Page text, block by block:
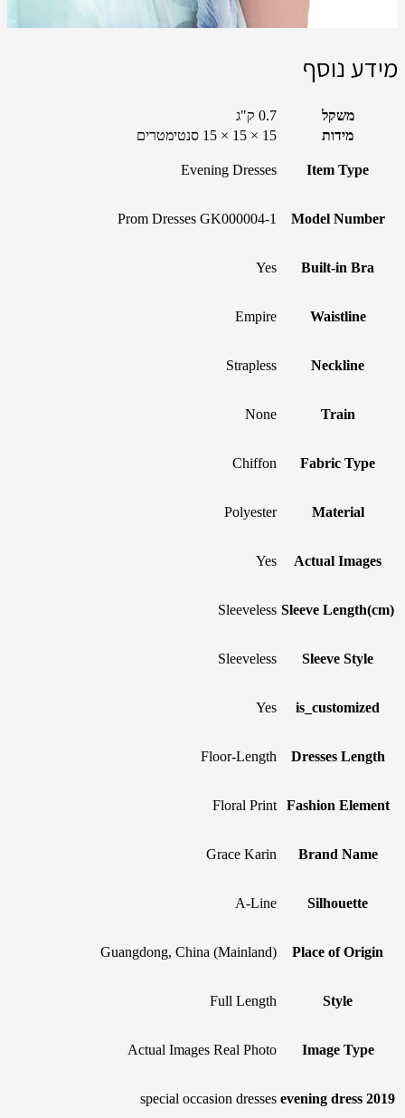
מידע נוסף
משקל
0.7 ק"ג
מידות
15 × 15 × 15 סנטימטרים
Item Type
Evening Dresses
Model Number
Prom Dresses GK000004-1
Built-in Bra
Yes
Waistline
Empire
Neckline
Strapless
Train
None
Fabric Type
Chiffon
Material
Polyester
Actual Images
Yes
Sleeve Length(cm)
Sleeveless
Sleeve Style
Sleeveless
is_customized
Yes
Dresses Length
Floor-Length
Fashion Element
Floral Print
Brand Name
Grace Karin
Silhouette
A-Line
Place of Origin
Guangdong, China (Mainland)
Style
Full Length
Image Type
Actual Images Real Photo
2019 evening dress
special occasion dresses